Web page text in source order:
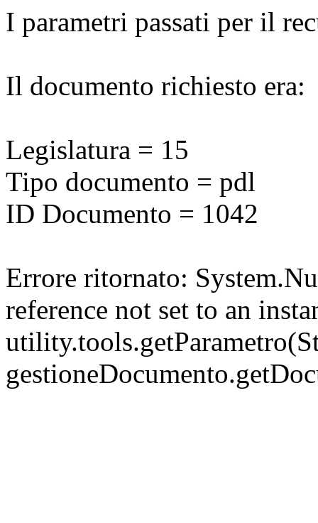
I parametri passati per il
Il documento richiesto era:
Legislatura = 15
Tipo documento = pdl
ID Documento = 1042
Errore ritornato:
reference not set to an